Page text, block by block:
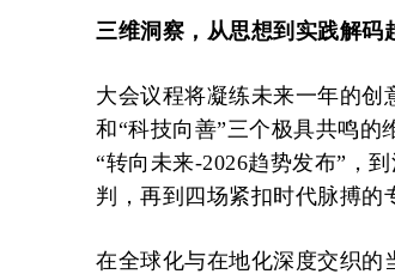
三维洞察，从思想到实践解码
大会议程将凝练未来一年的创
和“科技向善”三个极具共鸣的
“转向未来-2026趋势发布”，
判，再到四场紧扣时代脉搏的
在全球化与在地化深度交织的